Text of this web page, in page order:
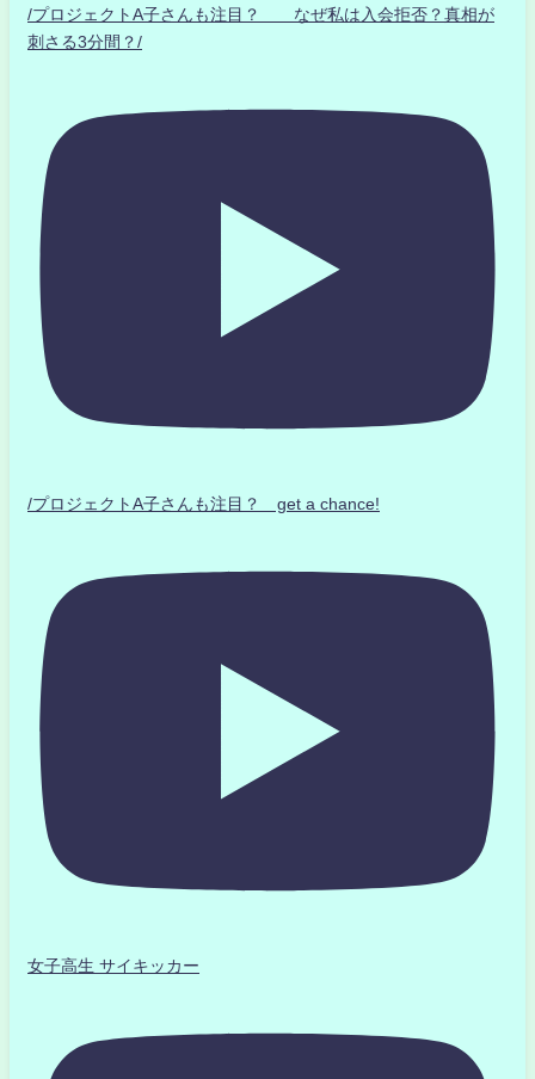
/プロジェクトA子さんも注目？ なぜ私は入会拒否？真相が
刺さる3分間？/
/プロジェクトA子さんも注目？ get a chance!
女子高生 サイキッカー